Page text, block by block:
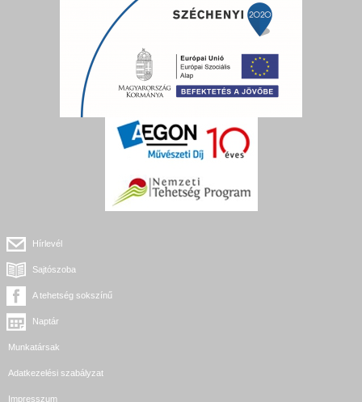
Hírlevél
Sajtószoba
A tehetség sokszínű
Naptár
Munkatársak
Adatkezelési szabályzat
Impresszum